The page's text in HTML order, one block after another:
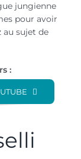
jungienne
pour avoir
au sujet de
: